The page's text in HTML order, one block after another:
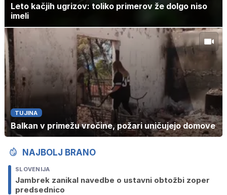
Leto kačjih ugrizov: toliko primerov že dolgo niso
imeli
TUJINA
Balkan v primežu vročine, požari uničujejo domove
NAJBOLJ BRANO
SLOVENIJA
Jambrek zanikal navedbe o ustavni obtožbi zoper
predsednico